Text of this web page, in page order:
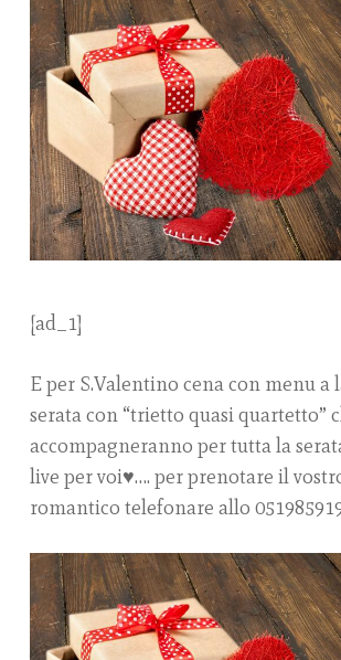
[ad_1]
E per S.Valentino cena con menu a
serata con “trietto quasi quartetto”
accompagneranno per tutta la
live per voi♥️…. per prenotare il
romantico telefonare allo